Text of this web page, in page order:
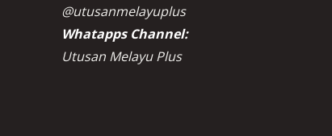
@utusanmelayuplus
Whatapps Channel:
Utusan Melayu Plus